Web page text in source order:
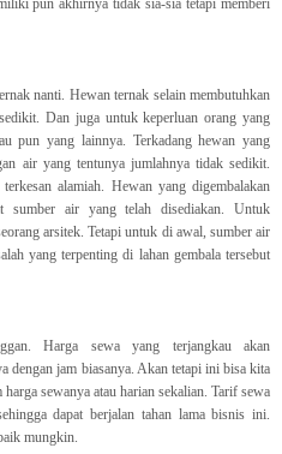
pun akhirnya tidak sia-sia tetapi memberi
nanti. Hewan ternak selain membutuhkan
Dan juga untuk keperluan orang yang
pun yang lainnya. Terkadang hewan yang
air yang tentunya jumlahnya tidak sedikit.
alamiah. Hewan yang digembalakan
sumber air yang telah disediakan. Untuk
arsitek. Tetapi untuk di awal, sumber air
yang terpenting di lahan gembala tersebut
Harga sewa yang terjangkau akan
dengan jam biasanya. Akan tetapi ini bisa kita
sewanya atau harian sekalian. Tarif sewa
dapat berjalan tahan lama bisnis ini.
mungkin.